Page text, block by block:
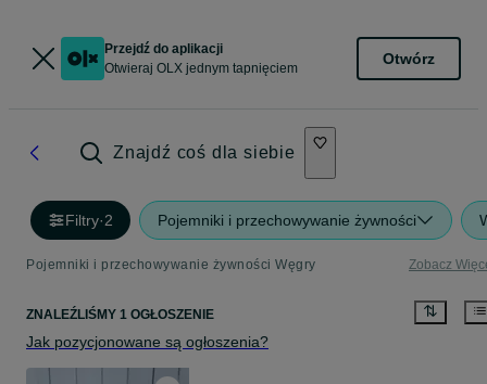
Przejdź do aplikacji
Otwieraj OLX jednym tapnięciem
Otwórz
Znajdź coś dla siebie
Filtry·2 Pojemniki i przechowywanie żywności
Pojemniki i przechowywanie żywności Węgry Zobacz
ZNALEŹLIŚMY 1 OGŁOSZENIE
Jak pozycjonowane są ogłoszenia?